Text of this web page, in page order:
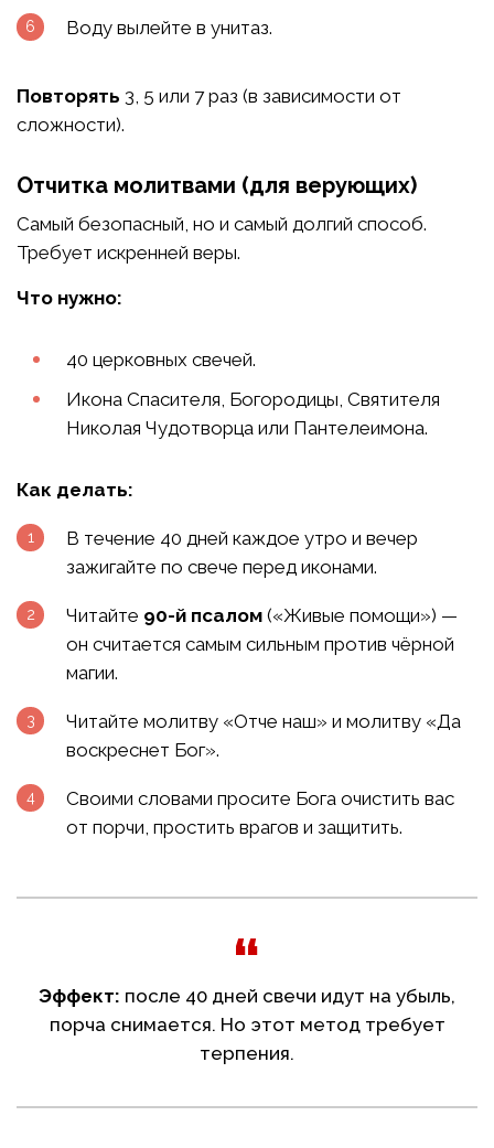
Воду вылейте в унитаз.
Повторять 3, 5 или 7 раз (в зависимости от
сложности).
Отчитка молитвами (для верующих)
Самый безопасный, но и самый долгий способ.
Требует искренней веры.
Что нужно:
40 церковных свечей.
Икона Спасителя, Богородицы, Святителя
Николая Чудотворца или Пантелеимона.
Как делать:
В течение 40 дней каждое утро и вечер
зажигайте по свече перед иконами.
Читайте 90-й псалом («Живые помощи») —
он считается самым сильным против чёрной
магии.
Читайте молитву «Отче наш» и молитву «Да
воскреснет Бог».
Своими словами просите Бога очистить вас
от порчи, простить врагов и защитить.
Эффект: после 40 дней свечи идут на убыль,
порча снимается. Но этот метод требует
терпения.